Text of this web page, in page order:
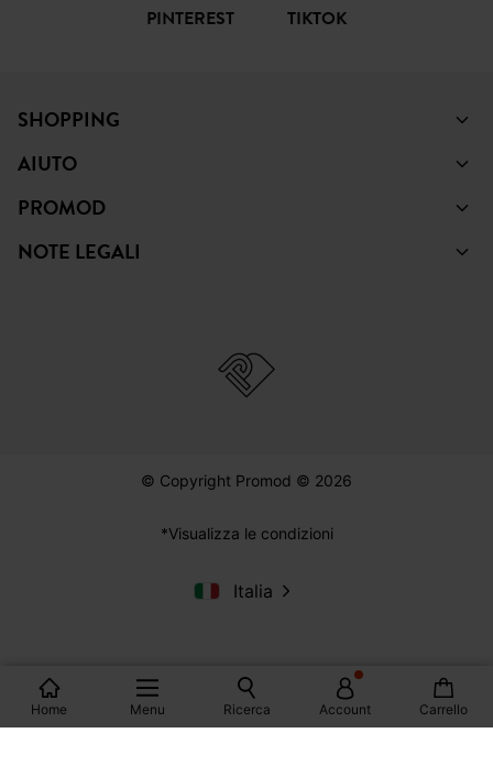
Home Menu Ricerca Account Carrello
PINTEREST TIKTOK
SHOPPING
AIUTO
PROMOD
NOTE LEGALI
© Copyright Promod © 2026
*Visualizza le condizioni
Italia